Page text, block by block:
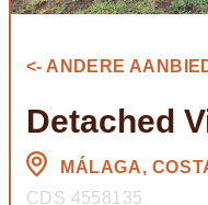
<- ANDERE
Detached
MÁLAGA,
CDS 4558135